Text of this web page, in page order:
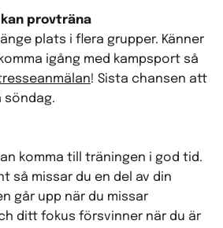
provträna
plats i flera grupper. Känner
igång med kampsport så
! Sista chansen att
söndag.
komma till träningen i god tid.
så missar du en del av din
går upp när du missar
ditt fokus försvinner när du är